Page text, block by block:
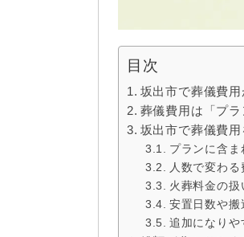
目次
坂出市で葬儀費
葬儀費用は「プ
坂出市で葬儀費
プランに含ま
人数で変わ
火葬料金の扱
安置日数や搬
追加になりや